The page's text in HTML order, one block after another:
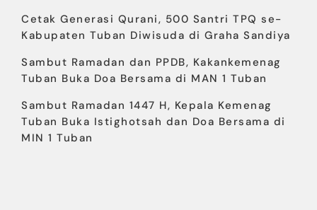
Cetak Generasi Qurani, 500 Santri TPQ se-
Kabupaten Tuban Diwisuda di Graha Sandiya
Sambut Ramadan dan PPDB, Kakankemenag
Tuban Buka Doa Bersama di MAN 1 Tuban
Sambut Ramadan 1447 H, Kepala Kemenag
Tuban Buka Istighotsah dan Doa Bersama di
MIN 1 Tuban